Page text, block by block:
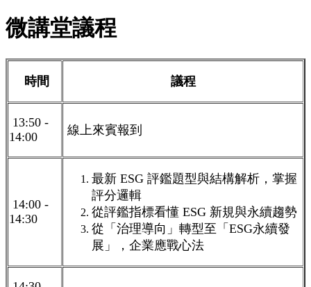
微講堂議程
時間 議程
13:50 -
14:00
線上來賓報到
14:00 -
14:30
最新 ESG 評鑑題型與結構解析，掌握
評分邏輯
從評鑑指標看懂 ESG 新規與永續趨勢
從「治理導向」轉型至「ESG永續發
展」，企業應戰心法